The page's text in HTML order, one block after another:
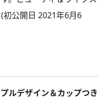
初公開日 2021年6月6
ルデザイン＆カップつき